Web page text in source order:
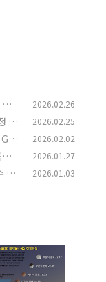
양
2026.02.26
2026.02.25
2026.02.02
선 2026.01.27
있
2026.01.03